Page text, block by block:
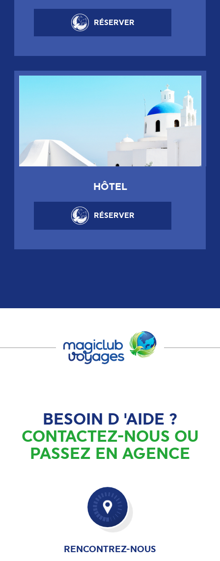
RÉSERVER
HÔTEL
RÉSERVER
BESOIN D 'AIDE ?
CONTACTEZ-NOUS OU
PASSEZ EN AGENCE
RENCONTREZ-NOUS